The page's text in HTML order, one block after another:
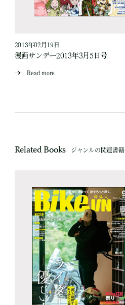
2013年02月19日
漫画サンデー2013年3月5日号
Read more
Related Books ジャンルの関連書籍